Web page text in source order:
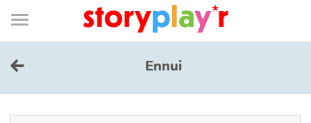
Connexion
Bibliothèque
de
page
Menu
Je me connecte
Ennui